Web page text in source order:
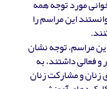
مورد توجه همه
این مراسم را
مراسم، توجه نشان
فعالی داشتند، به
زنان و مشارکت زنان